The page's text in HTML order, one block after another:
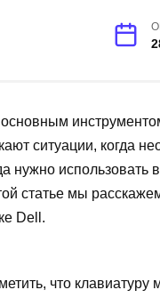
ситуации, когда
нужно
статье мы
Dell.
что